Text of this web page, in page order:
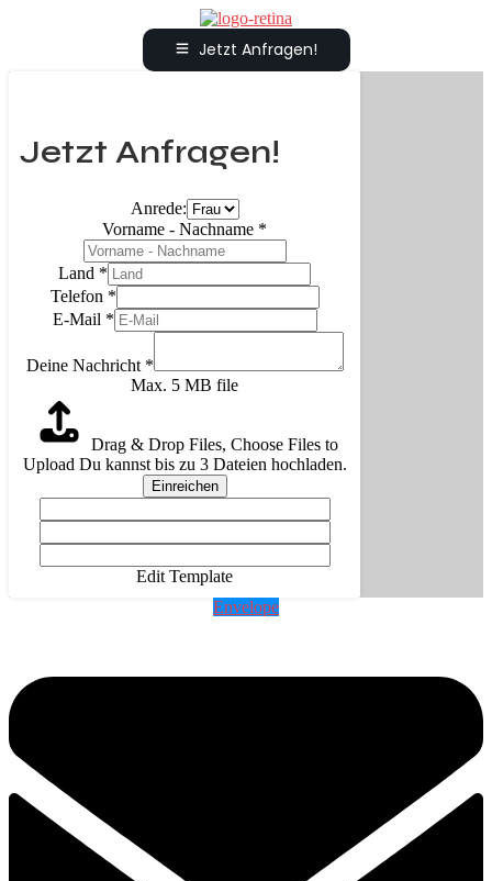
Jetzt Anfragen!
Jetzt Anfragen!
Anrede:
Vorname - Nachname *
Land *
Telefon *
E-Mail *
Deine Nachricht *
Max. 5 MB file
Drag & Drop Files, Choose Files to
Upload Du kannst bis zu 3 Dateien hochladen.
Einreichen
Edit Template
Envelope